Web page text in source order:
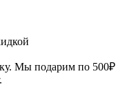
Мы подарим по 500₽